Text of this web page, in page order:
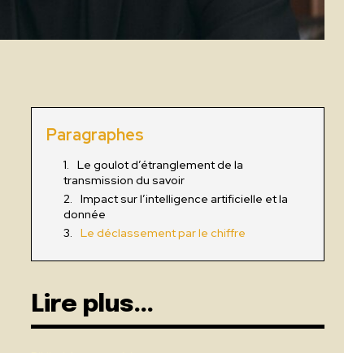
Paragraphes
Le goulot d’étranglement de la
transmission du savoir
Impact sur l’intelligence artificielle et la
donnée
Le déclassement par le chiffre
Lire plus...